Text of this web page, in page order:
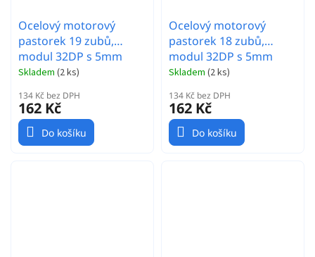
Ocelový motorový
pastorek 19 zubů,
modul 32DP s 5mm
vrtáním a 3,17mm
Skladem (2 ks)
134 Kč bez DPH
162 Kč
Do košíku
Ocelový motorový
pastorek 18 zubů,
modul 32DP s 5mm
vrtáním a 3,17mm
Skladem (2 ks)
134 Kč bez DPH
162 Kč
Do košíku